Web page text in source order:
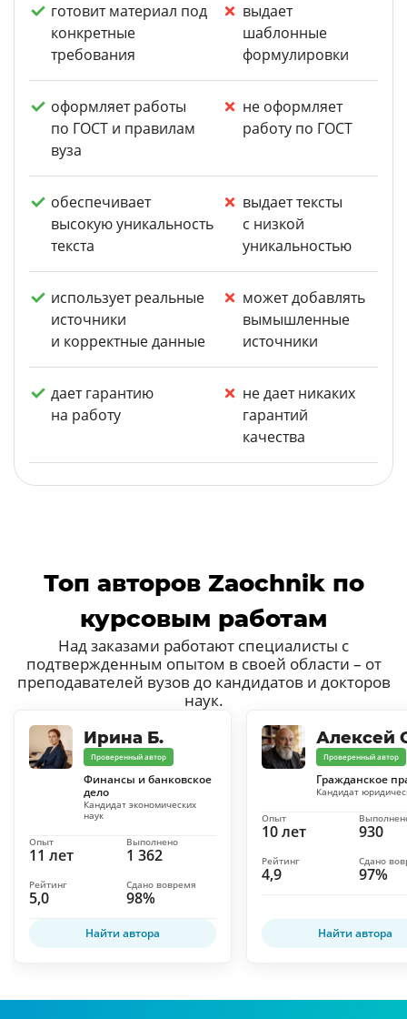
готовит материал под
конкретные
требования
выдает
шаблонные
формулировки
оформляет работы
по ГОСТ и правилам
вуза
не оформляет
работу по ГОСТ
обеспечивает
высокую уникальность
текста
выдает тексты
с низкой
уникальностью
использует реальные
источники
и корректные данные
может добавлять
вымышленные
источники
дает гарантию
на работу
не дает никаких
гарантий
качества
Топ авторов Zaochnik по
курсовым работам
Над заказами работают специалисты с
подтвержденным опытом в своей области – от
преподавателей вузов до кандидатов и докторов
наук.
Ирина Б.
Проверенный автор
Финансы и банковское
дело
Кандидат экономических
наук
11 лет
Опыт
1 362
Выполнено
5,0
Рейтинг
98%
Сдано вовремя
Найти автора
Алексей
Проверенный автор
Гражданское
Кандидат
10 лет
Опыт
930
4,9
Рейтинг
97%
Сдано
Найти автора